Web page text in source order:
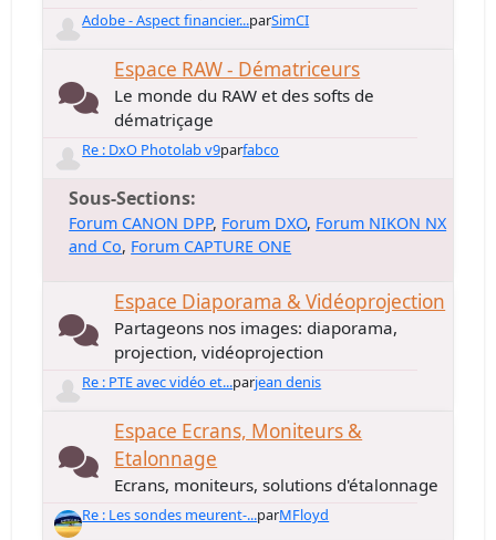
Adobe - Aspect financier...parSimCI
Espace RAW - Dématriceurs
Le monde du RAW et des softs de
dématriçage
Re : DxO Photolab v9parfabco
Sous-Sections
Forum CANON DPP Forum DXO Forum NIKON NX
and Co Forum CAPTURE ONE
Espace Diaporama & Vidéoprojection
Partageons nos images: diaporama,
projection, vidéoprojection
Re : PTE avec vidéo et...parjean denis
Espace Ecrans, Moniteurs &
Etalonnage
Ecrans, moniteurs, solutions d'étalonnage
Re : Les sondes meurent-...parMFloyd